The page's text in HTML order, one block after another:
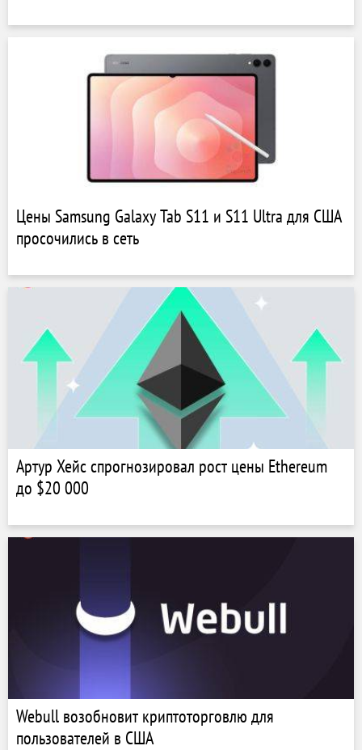
Цены Samsung Galaxy Tab S11 и S11 Ultra для США
просочились в сеть
Артур Хейс спрогнозировал рост цены Ethereum
до $20 000
Webull возобновит криптоторговлю для
пользователей в США